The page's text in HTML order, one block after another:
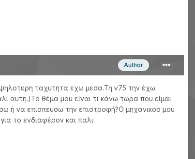
Author
ταχυτητα εχω μεσα.Τη ν75 την έχω
αυτη.)Το θέμα μου είναι τι κάνω τωρα που είμαι
ή να επίσπευσω την επιστροφή?Ο μηχανικοσ μου
το ενδιαφέρον και παλι.